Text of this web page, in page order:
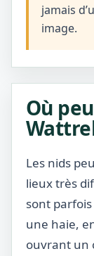
jamais
image.
Où
Les nids
lieux très
sont
une haie,
ouvrant un